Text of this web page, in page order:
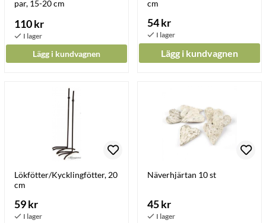
par, 15-20 cm
110 kr
Lägg i kundvagnen
cm
54 kr
Lägg i kundvagnen
Lökfötter/Kycklingfötter, 20
cm
59 kr
Näverhjärtan 10 st
45 kr